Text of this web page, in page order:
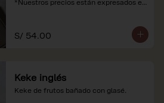
S/ 54.00
Keke inglés
Keke de frutos bañado con glasé.